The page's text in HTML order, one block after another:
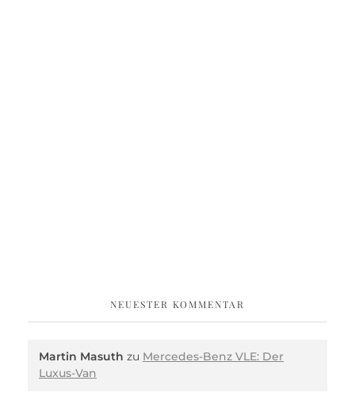
NEUESTER KOMMENTAR
Martin Masuth zu Mercedes-Benz VLE: Der
Luxus-Van